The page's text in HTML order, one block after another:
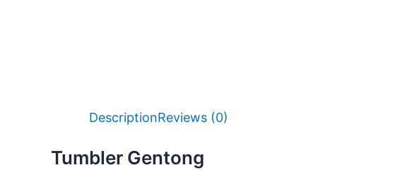
DescriptionReviews (0)
Tumbler Gentong